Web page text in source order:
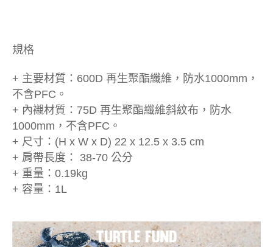
規格
+ 主要材質：600D 再生聚酯纖維，防水1000mm，
不含PFC。
+ 內襯材質：75D 再生聚酯纖維斜紋布，防水
1000mm，不含PFC。
+ 尺寸：(H x W x D) 22 x 12.5 x 3.5 cm
+ 肩帶長度： 38-70 公分
+ 重量：0.19kg
+ 容量：1L